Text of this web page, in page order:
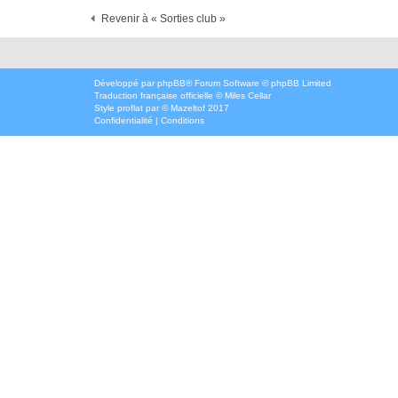
Revenir à « Sorties club »
Développé par phpBB® Forum Software © phpBB Limited
Traduction française officielle ©Miles Cellar
Style proflat par ©Mazeltof 2017
Confidentialité | Conditions